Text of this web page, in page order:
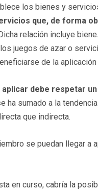
los bienes y
que, de forma
relación incluye
juegos de azar o
de la
debe respetar
ha sumado a la
que indirecta.
se puedan llegar a
en curso, cabría la